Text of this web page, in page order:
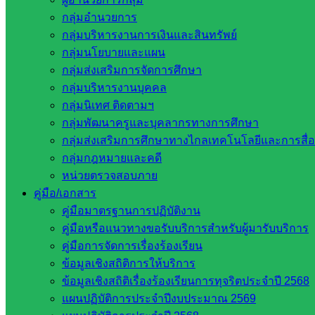
กลุ่มอำนวยการ
กลุ่มบริหารงานการเงินและสินทรัพย์
กลุ่มนโยบายและแผน
กลุ่มส่งเสริมการจัดการศึกษา
กลุ่มบริหารงานบุคคล
กลุ่มนิเทศ ติดตามฯ
กลุ่มพัฒนาครูและบุคลากรทางการศึกษา
กลุ่มส่งเสริมการศึกษาทางไกลเทคโนโลยีและการสื่
กลุ่มกฎหมายและคดี
หน่วยตรวจสอบภาย
คู่มือ/เอกสาร
คู่มือมาตรฐานการปฏิบัติงาน
คู่มือหรือแนวทางขอรับบริการสำหรับผู้มารับบริการ
คู่มือการจัดการเรื่องร้องเรียน
ข้อมูลเชิงสถิติการให้บริการ
ข้อมูลเชิงสถิติเรื่องร้องเรียนการทุจริตประจำปี 2568
แผนปฏิบัติการประจำปีงบประมาณ 2569
Post Views: 381
ส่งเสริมการจัดการศึกษา
หน่วยงานที่เกี่ยวข้อง